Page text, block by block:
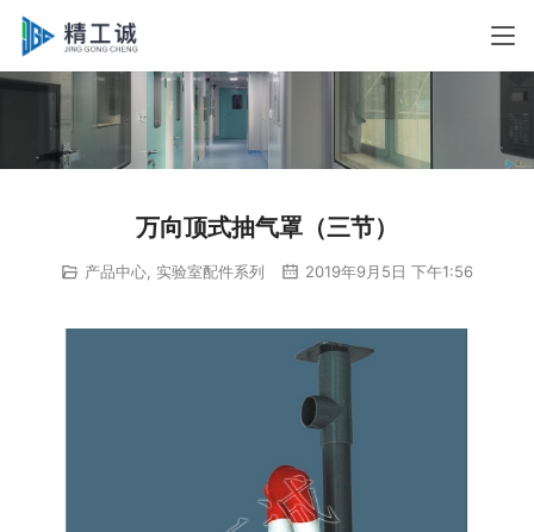
万向顶式抽气罩（三节）
产品中心 实验室配件系列 2019年9月5日 下午1:56